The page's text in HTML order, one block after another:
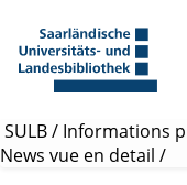
SULB/ Informations
News vue en detail /